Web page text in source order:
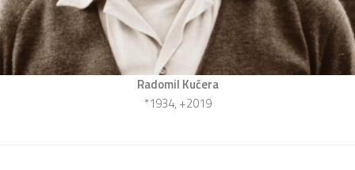
Radomil Kučera
*1934, +2019